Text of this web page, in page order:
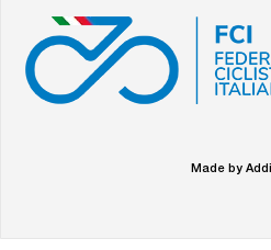
Made by